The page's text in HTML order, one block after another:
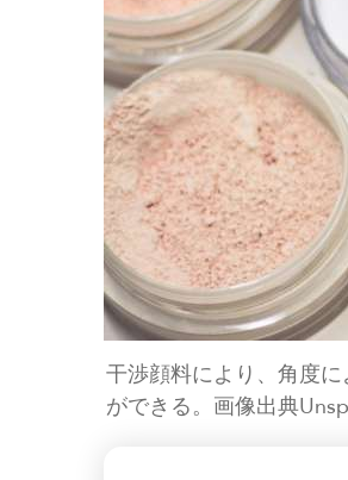
干渉顔料により、角度
ができる。画像出典